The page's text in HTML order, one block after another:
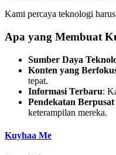
Kami percaya teknologi
Apa yang Membuat
Sumber Daya
Konten yang
tepat.
Informasi Terbaru:
Pendekatan
keterampilan mereka.
Kuyhaa Me